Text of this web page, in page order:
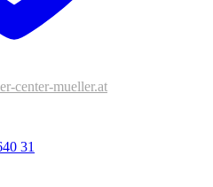
center-mueller.at
31